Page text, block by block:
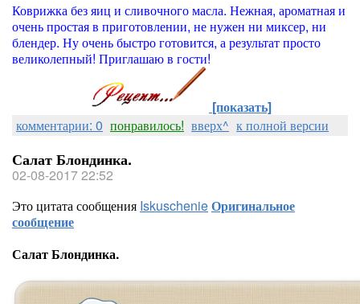
Коврижка без яиц и сливочного масла. Нежная, ароматная и
очень простая в приготовлении, не нужен ни миксер, ни
блендер. Ну очень быстро готовится, а результат просто
великолепный! Приглашаю в гости!
[показать]
комментарии: 0 понравилось! вверх^ к полной версии
Салат Блондинка.
02-08-2017 22:52
Это цитата сообщения IskuschenieОригинальное
сообщение
Салат Блондинка.